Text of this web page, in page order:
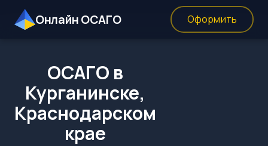
Онлайн ОСАГО Оформить
ОСАГО в
Курганинске,
Краснодарском
крае